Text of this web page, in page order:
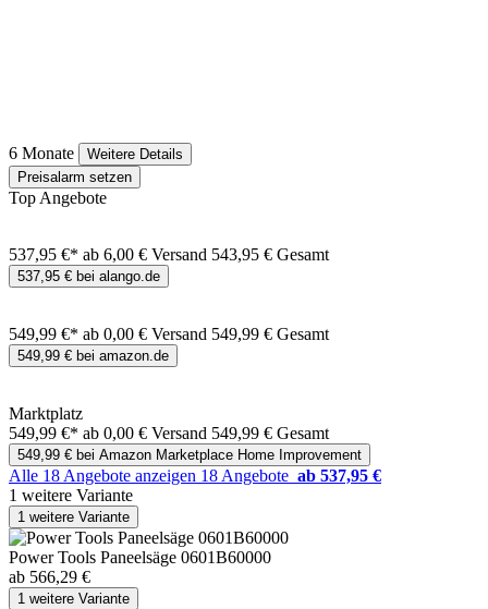
6 Monate
Weitere Details
Preisalarm setzen
Top Angebote
537,95 €* ab 6,00 € Versand 543,95 € Gesamt
537,95 € bei alango.de
549,99 €* ab 0,00 € Versand 549,99 € Gesamt
549,99 € bei amazon.de
Marktplatz
549,99 €* ab 0,00 € Versand 549,99 € Gesamt
549,99 € bei Amazon Marketplace Home Improvement
Alle 18 Angebote anzeigen 18 Angebote ab 537,95 €
1 weitere Variante
1 weitere Variante
Power Tools Paneelsäge 0601B60000
ab 566,29 €
1 weitere Variante